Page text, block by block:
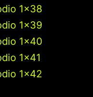
1×38
1×39
1×40
1×41
1×42